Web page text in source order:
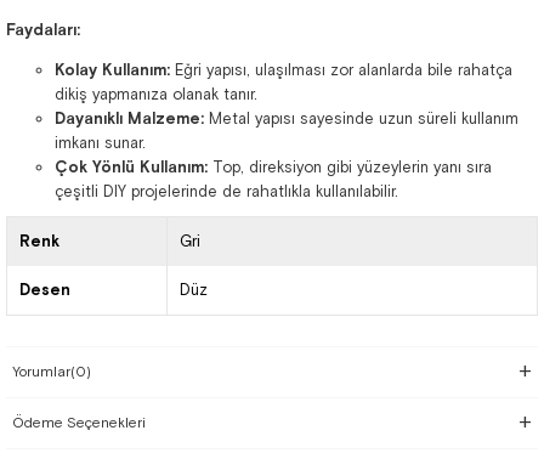
Faydaları:
Kolay Kullanım: Eğri yapısı, ulaşılması zor alanlarda bile rahatça
dikiş yapmanıza olanak tanır.
Dayanıklı Malzeme: Metal yapısı sayesinde uzun süreli kullanım
imkanı sunar.
Çok Yönlü Kullanım: Top, direksiyon gibi yüzeylerin yanı sıra
çeşitli DIY projelerinde de rahatlıkla kullanılabilir.
Renk Gri
Desen Düz
Yorumlar(0)
Ödeme Seçenekleri